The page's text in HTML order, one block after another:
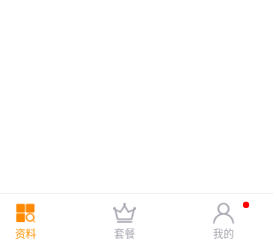
资料 套餐 我的